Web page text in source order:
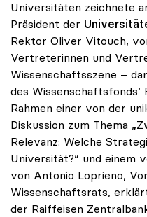
Universitäten zeichnete
Präsident der
Rektor Oliver Vitouch,
Vertreterinnen und
Wissenschaftsszene –
des Wissenschaftsfonds‘
Rahmen einer von der
Diskussion zum Thema
Relevanz: Welche
Universität?“ und einem
von Antonio Loprieno,
Wissenschaftsrats,
der Raiffeisen